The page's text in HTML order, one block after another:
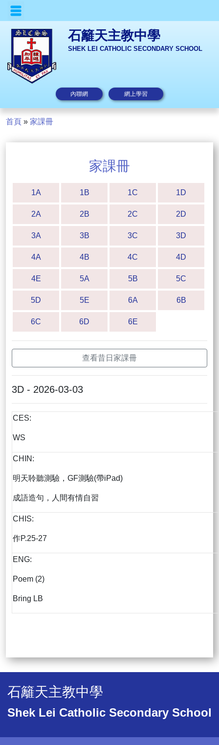
石籬天主教中學
SHEK LEI CATHOLIC SECONDARY SCHOOL
內聯網 網上學習
首頁 » 家課冊
家課冊
1A 1B 1C 1D
2A 2B 2C 2D
3A 3B 3C 3D
4A 4B 4C 4D
4E 5A 5B 5C
5D 5E 6A 6B
6C 6D 6E
查看昔日家課冊
3D - 2026-03-03
CES:
WS
CHIN:
明天聆聽測驗，GF測驗(帶iPad)
成語造句，人間有情自習
CHIS:
作P.25-27
ENG:
Poem (2)
Bring LB
石籬天主教中學
Shek Lei Catholic Secondary School